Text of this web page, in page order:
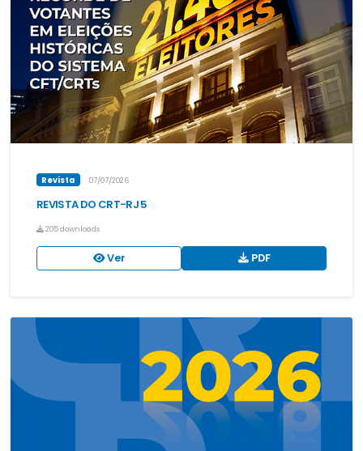
Revista 07/07/2026
REVISTA DO CRT-RJ 5
205 downloads
Ver PDF